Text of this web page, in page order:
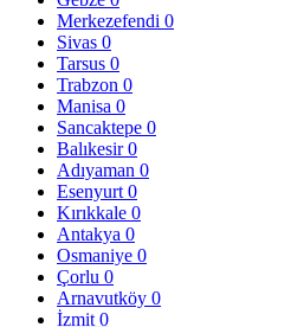
Merkezefendi 0
Sivas 0
Tarsus 0
Trabzon 0
Manisa 0
Sancaktepe 0
Balıkesir0
Adıyaman 0
Esenyurt 0
Kırıkkale 0
Antakya 0
Osmaniye 0
Çorlu 0
Arnavutköy 0
İzmit 0